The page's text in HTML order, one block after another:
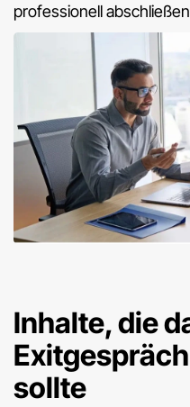
professionell
Inhalte, die
sollte